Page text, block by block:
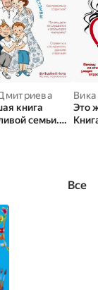
книга
семьи.
где все
Это
Все